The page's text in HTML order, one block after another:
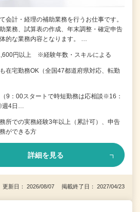
会計・経理の補助業務を行うお仕事です。
業務、試算表の作成、年末調整・確定申告
的な業務内容となります。 …
円以上 ※経験年数・スキルによる
在宅勤務OK（全国47都道府県対応、転勤
9：00スタートで時短勤務は応相談※16：
週4日…
務所での実務経験3年以上（累計可）、申告
ができる方
詳細を見る
更新日： 2026/08/07 掲載終了日： 2027/04/23